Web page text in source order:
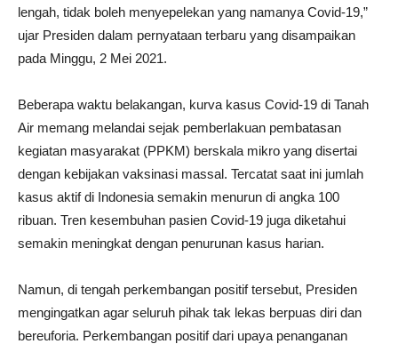
lengah, tidak boleh menyepelekan yang namanya Covid-19,”
ujar Presiden dalam pernyataan terbaru yang disampaikan
pada Minggu, 2 Mei 2021.
Beberapa waktu belakangan, kurva kasus Covid-19 di Tanah
Air memang melandai sejak pemberlakuan pembatasan
kegiatan masyarakat (PPKM) berskala mikro yang disertai
dengan kebijakan vaksinasi massal. Tercatat saat ini jumlah
kasus aktif di Indonesia semakin menurun di angka 100
ribuan. Tren kesembuhan pasien Covid-19 juga diketahui
semakin meningkat dengan penurunan kasus harian.
Namun, di tengah perkembangan positif tersebut, Presiden
mengingatkan agar seluruh pihak tak lekas berpuas diri dan
bereuforia. Perkembangan positif dari upaya penanganan